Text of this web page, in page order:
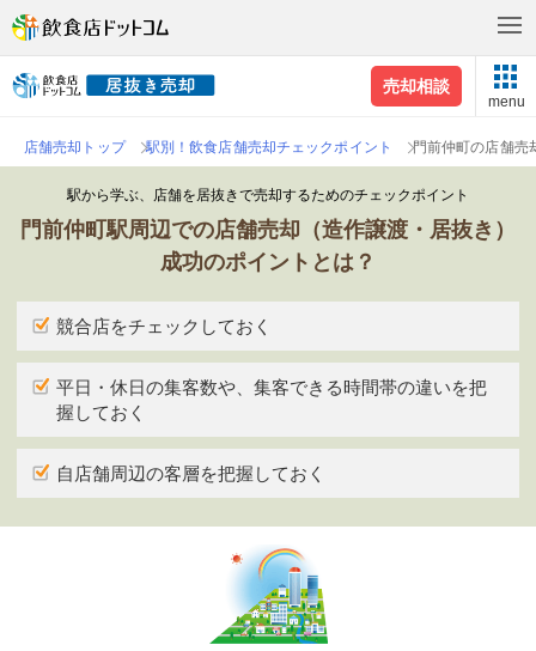
売却相談
menu
店舗売却トップ 駅別！飲食店舗売却チェックポイント 門前仲町の店舗売
駅から学ぶ、店舗を居抜きで売却するためのチェックポイント
門前仲町駅周辺での店舗売却（造作譲渡・居抜き）
成功のポイントとは？
競合店をチェックしておく
平日・休日の集客数や、集客できる時間帯の違いを把
握しておく
自店舗周辺の客層を把握しておく